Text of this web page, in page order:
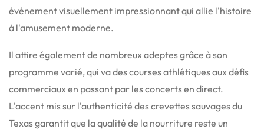
événement visuellement impressionnant qui allie l'histoire
à l'amusement moderne.
Il attire également de nombreux adeptes grâce à son
programme varié, qui va des courses athlétiques aux défis
commerciaux en passant par les concerts en direct.
L'accent mis sur l'authenticité des crevettes sauvages du
Texas garantit que la qualité de la nourriture reste un